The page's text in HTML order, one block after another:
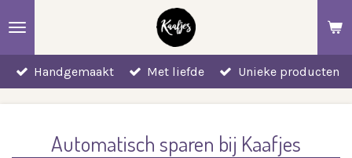
hoofdinhoud
Handgemaakt Met liefde Unieke producten
Automatisch sparen bij Kaafjes